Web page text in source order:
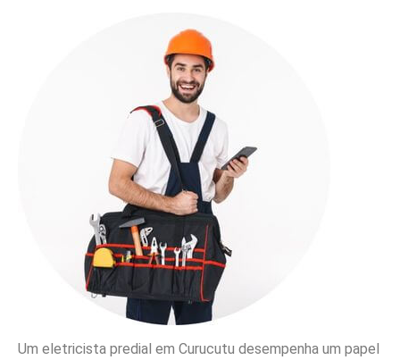
Um eletricista predial em Curucutu desempenha um papel